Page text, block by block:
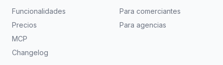
Funcionalidades
Precios
MCP
Changelog
Para comerciantes
Para agencias